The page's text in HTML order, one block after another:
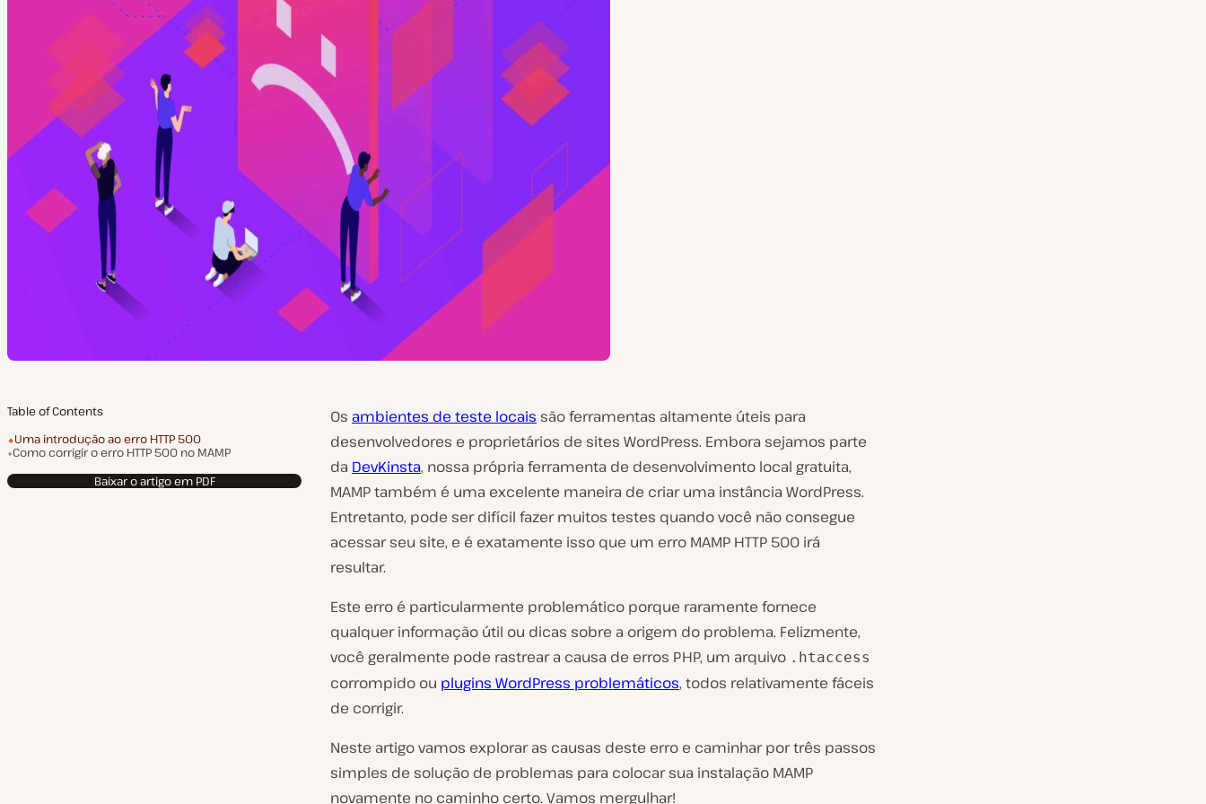
Table of Contents
Uma introdução ao erro HTTP 500
Como corrigir o erro HTTP 500 no MAMP
Baixar o artigo em PDF
Os ambientes de teste locais são ferramentas altamente úteis para
desenvolvedores e proprietários de sites WordPress. Embora sejamos parte
da DevKinsta, nossa própria ferramenta de desenvolvimento local gratuita,
MAMP também é uma excelente maneira de criar uma instância WordPress.
Entretanto, pode ser difícil fazer muitos testes quando você não consegue
acessar seu site, e é exatamente isso que um erro MAMP HTTP 500 irá
resultar.
Este erro é particularmente problemático porque raramente fornece
qualquer informação útil ou dicas sobre a origem do problema. Felizmente,
você geralmente pode rastrear a causa de erros PHP, um arquivo .htaccess
corrompido ou plugins WordPress problemáticos, todos relativamente fáceis
de corrigir.
Neste artigo vamos explorar as causas deste erro e caminhar por três passos
simples de solução de problemas para colocar sua instalação MAMP
novamente no caminho certo. Vamos mergulhar!